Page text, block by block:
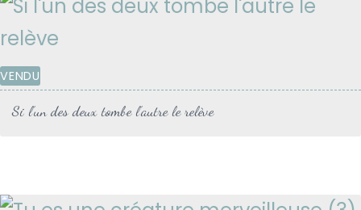
VENDU
Si l’un des deux tombe l’autre le relève